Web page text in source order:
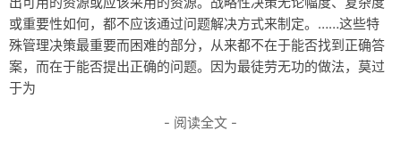
或重要性如何，都不应该通过问题解决方式来制定。……这些特
殊管理决策最重要而困难的部分，从来都不在于能否找到正确答
案，而在于能否提出正确的问题。因为最徒劳无功的做法，莫过
于为
- 阅读全文 -